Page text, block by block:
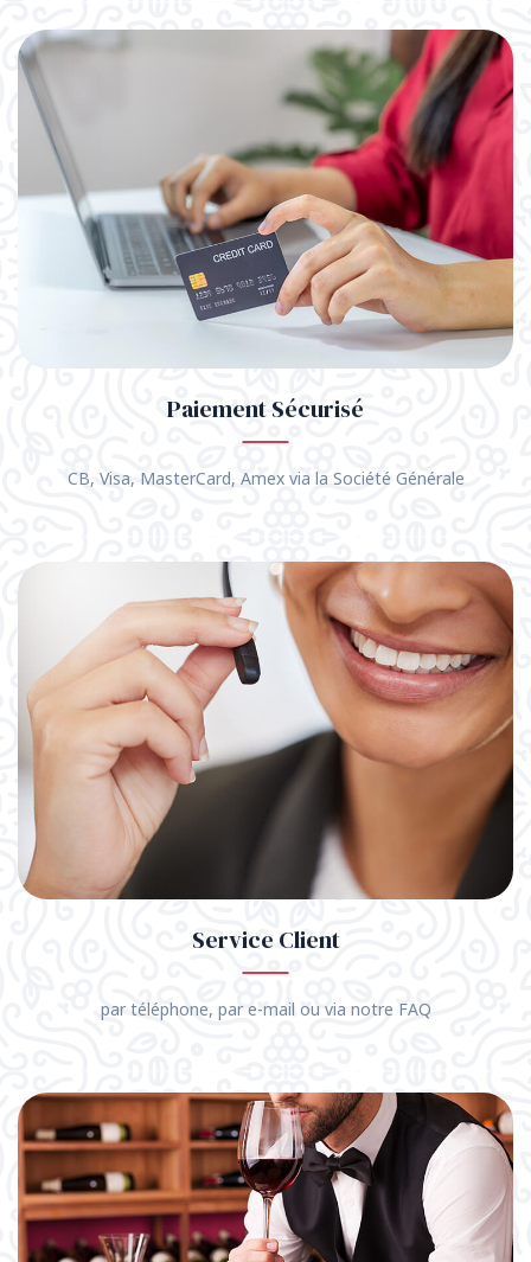
Paiement Sécurisé
CB, Visa, MasterCard, Amex via la Société Générale
Service Client
par téléphone, par e-mail ou via notre FAQ